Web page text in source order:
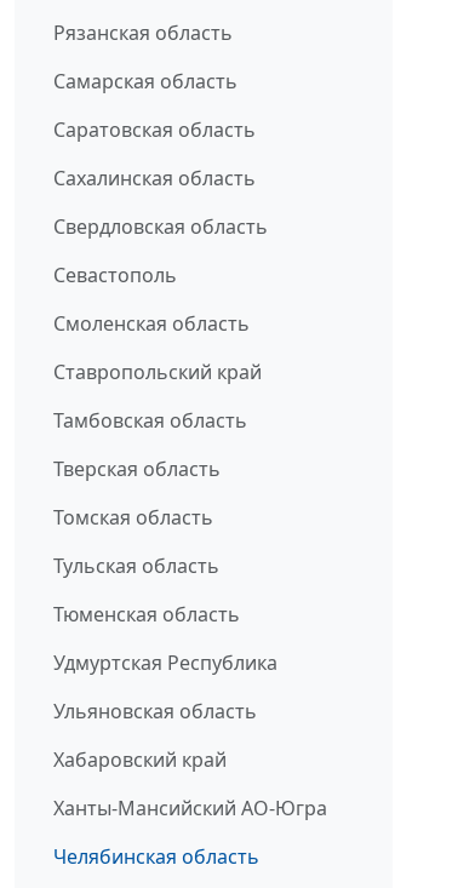
Рязанская область
Самарская область
Саратовская область
Сахалинская область
Свердловская область
Севастополь
Смоленская область
Ставропольский край
Тамбовская область
Тверская область
Томская область
Тульская область
Тюменская область
Удмуртская Республика
Ульяновская область
Хабаровский край
Ханты-Мансийский АО-Югра
Челябинская область